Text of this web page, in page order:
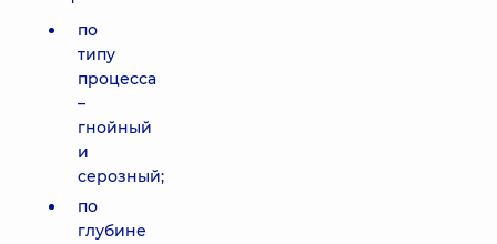
по
типу
процесса
–
гнойный
и
серозный;
по
глубине